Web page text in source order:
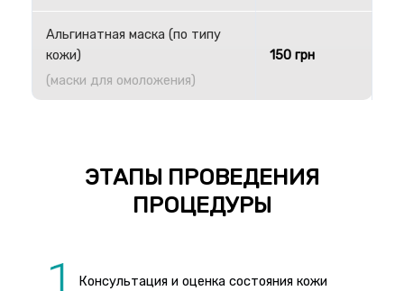
Альгинатная маска (по типу
кожи)
(маски для омоложения)
150 грн
ЭТАПЫ ПРОВЕДЕНИЯ
ПРОЦЕДУРЫ
Консультация и оценка состояния кожи